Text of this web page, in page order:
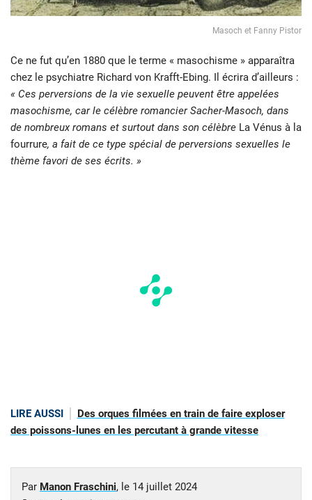
Masoch et Fanny Pistor
Ce ne fut qu’en 1880 que le terme « masochisme » apparaîtra
chez le psychiatre Richard von Krafft-Ebing. Il écrira d’ailleurs :
« Ces perversions de la vie sexuelle peuvent être appelées
masochisme, car le célèbre romancier Sacher-Masoch, dans
de nombreux romans et surtout dans son célèbre La Vénus à la
fourrure, a fait de ce type spécial de perversions sexuelles le
thème favori de ses écrits. »
LIRE AUSSI
Des orques filmées en train de faire exploser
des poissons-lunes en les percutant à grande vitesse
Par Manon Fraschini, le 14 juillet 2024